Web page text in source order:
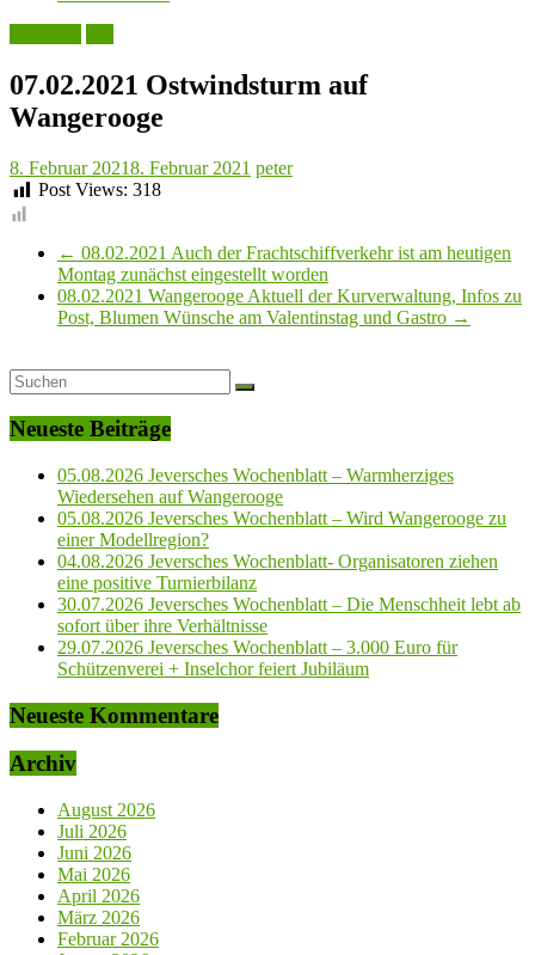
07.02.2021 Ostwindsturm auf
Wangerooge
8. Februar 20218. Februar 2021 peter
Post Views: 318
← 08.02.2021 Auch der Frachtschiffverkehr ist am heutigen
Montag zunächst eingestellt worden
08.02.2021 Wangerooge Aktuell der Kurverwaltung, Infos zu
Post, Blumen Wünsche am Valentinstag und Gastro →
Neueste Beiträge
05.08.2026 Jeversches Wochenblatt – Warmherziges
Wiedersehen auf Wangerooge
05.08.2026 Jeversches Wochenblatt – Wird Wangerooge zu
einer Modellregion?
04.08.2026 Jeversches Wochenblatt- Organisatoren ziehen
eine positive Turnierbilanz
30.07.2026 Jeversches Wochenblatt – Die Menschheit lebt ab
sofort über ihre Verhältnisse
29.07.2026 Jeversches Wochenblatt – 3.000 Euro für
Schützenverei + Inselchor feiert Jubiläum
Neueste Kommentare
Archiv
August 2026
Juli 2026
Juni 2026
Mai 2026
April 2026
März 2026
Februar 2026